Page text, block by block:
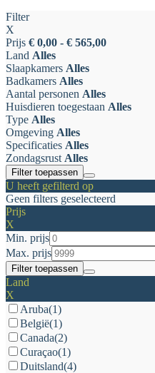
Filter
X
Prijs € 0,00 - € 565,00
Land Alles
Slaapkamers Alles
Badkamers Alles
Aantal personen Alles
Huisdieren toegestaan Alles
Type Alles
Omgeving Alles
Specificaties Alles
Zondagsrust Alles
Filter toepassen
U heeft gefilterd op
Geen filters geselecteerd
Prijs
X
Min. prijs
Max. prijs
Filter toepassen
Land
X
Aruba(1)
België(1)
Canada(2)
Curaçao(1)
Duitsland(4)